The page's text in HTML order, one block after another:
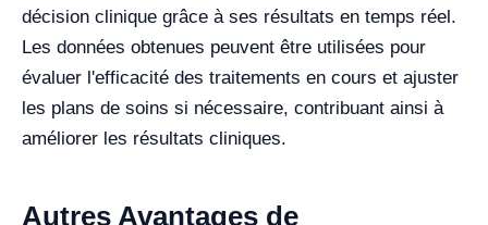
décision clinique grâce à ses résultats en temps réel.
Les données obtenues peuvent être utilisées pour
évaluer l'efficacité des traitements en cours et ajuster
les plans de soins si nécessaire, contribuant ainsi à
améliorer les résultats cliniques.
Autres Avantages de